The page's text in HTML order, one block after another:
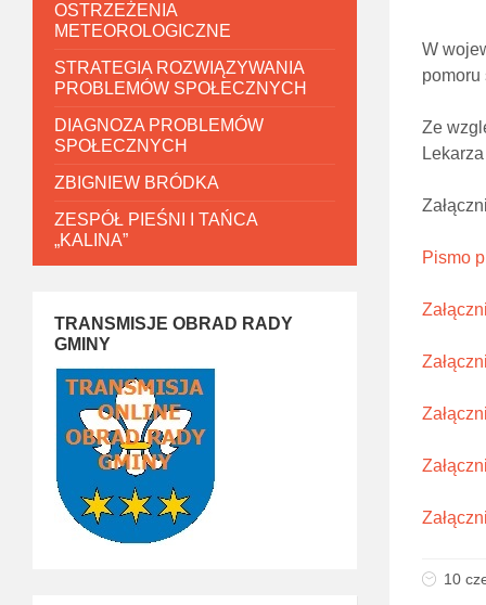
W
pomoru
Ze
Pismo
10
OSTRZEŻENIA
METEOROLOGICZNE
STRATEGIA ROZWIĄZYWANIA
PROBLEMÓW SPOŁECZNYCH
DIAGNOZA PROBLEMÓW
SPOŁECZNYCH
ZBIGNIEW BRÓDKA
ZESPÓŁ PIEŚNI I TAŃCA
„KALINA”
TRANSMISJE OBRAD RADY
GMINY